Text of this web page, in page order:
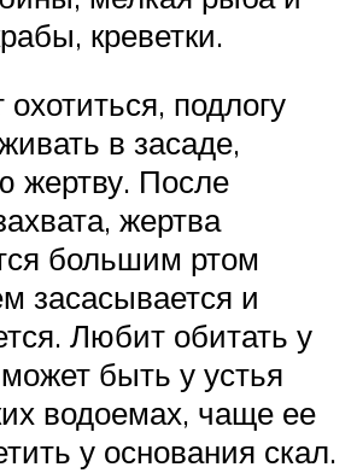
креветки.
подлогу
в засаде,
жертву. После
жертва
большим ртом
засасывается и
Любит обитать у
быть у устья
водоемах, чаще ее
у основания скал.